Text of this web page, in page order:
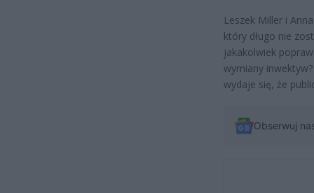
Leszek Miller i
który długo nie
jakakolwiek
wymiany
wydaje się, że
Obserwuj